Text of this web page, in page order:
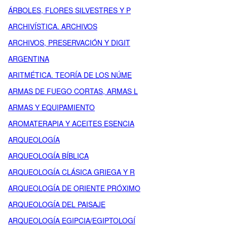
ÁRBOLES, FLORES SILVESTRES Y P
ARCHIVÍSTICA. ARCHIVOS
ARCHIVOS, PRESERVACIÓN Y DIGIT
ARGENTINA
ARITMÉTICA. TEORÍA DE LOS NÚME
ARMAS DE FUEGO CORTAS, ARMAS L
ARMAS Y EQUIPAMIENTO
AROMATERAPIA Y ACEITES ESENCIA
ARQUEOLOGÍA
ARQUEOLOGÍA BÍBLICA
ARQUEOLOGÍA CLÁSICA GRIEGA Y R
ARQUEOLOGÍA DE ORIENTE PRÓXIMO
ARQUEOLOGÍA DEL PAISAJE
ARQUEOLOGÍA EGIPCIA/EGIPTOLOGÍ